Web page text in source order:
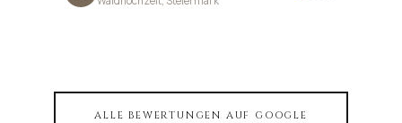
ALLE BEWERTUNGEN AUF GOOGLE